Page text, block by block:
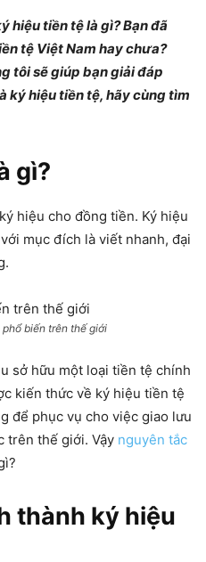
hiệu tiền tệ là gì? Bạn đã
tệ Việt Nam hay chưa?
tôi sẽ giúp bạn giải đáp
ký hiệu tiền tệ, hãy cùng tìm
gì?
hiệu cho đồng tiền. Ký hiệu
mục đích là viết nhanh, đại
biến trên thế giới
sở hữu một loại tiền tệ chính
kiến thức về ký hiệu tiền tệ
để phục vụ cho việc giao lưu
trên thế giới. Vậy nguyên tắc
thành ký hiệu